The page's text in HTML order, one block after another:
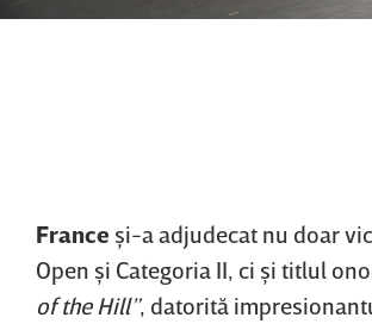
France şi-a adjudecat nu doar
Open şi Categoria II, ci şi titlul
of the Hill”, datorită